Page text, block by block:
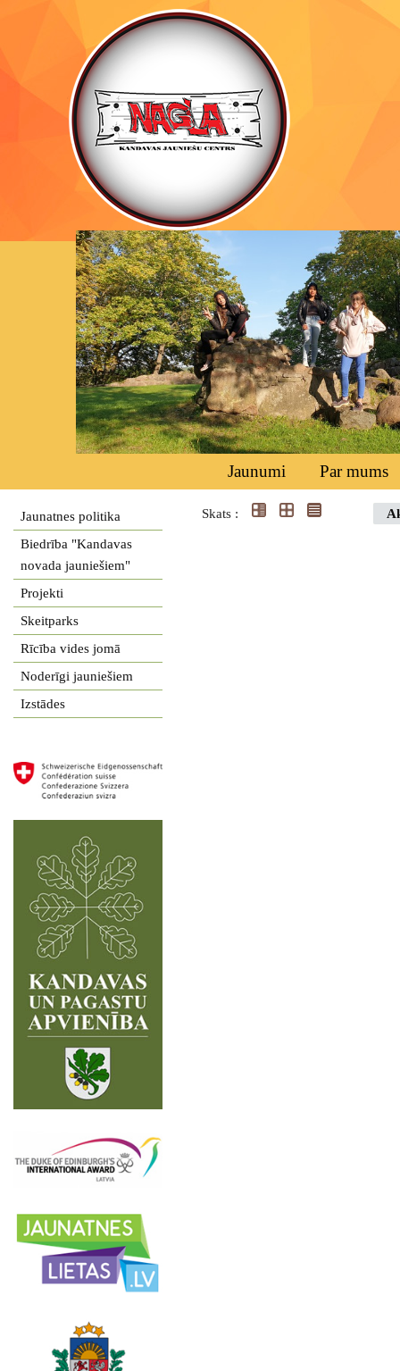
Jaunumi Par mums
Jaunatnes politika
Biedrība "Kandavas
novada jauniešiem"
Projekti
Skeitparks
Rīcība vides jomā
Noderīgi jauniešiem
Izstādes
Skats :